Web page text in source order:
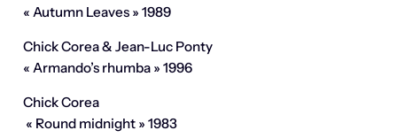
« Autumn Leaves » 1989
Chick Corea & Jean-Luc Ponty
« Armando’s rhumba » 1996
Chick Corea
« Round midnight » 1983